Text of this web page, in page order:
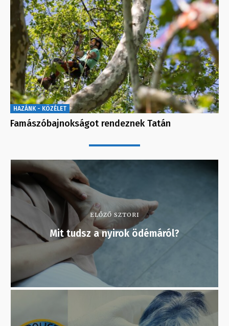
HAZÁNK - KÖZÉLET
Famászóbajnokságot rendeznek Tatán
ELŐZŐ SZTORI
Mit tudsz a nyirok ödémáról?